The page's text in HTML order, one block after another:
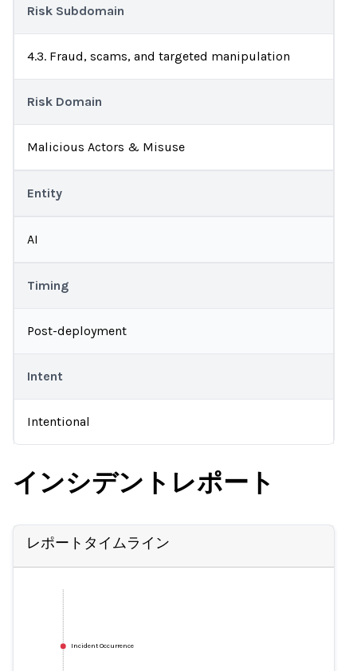
Risk Subdomain
4.3. Fraud, scams, and targeted manipulation
Risk Domain
Malicious Actors & Misuse
Entity
AI
Timing
Post-deployment
Intent
Intentional
インシデントレポート
レポートタイムライン
Incident Occurrence